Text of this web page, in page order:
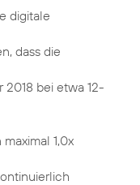
digitale
dass die
2018 bei etwa 12-
1,0x